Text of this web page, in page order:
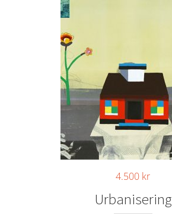
4.500 kr
Urbanisering